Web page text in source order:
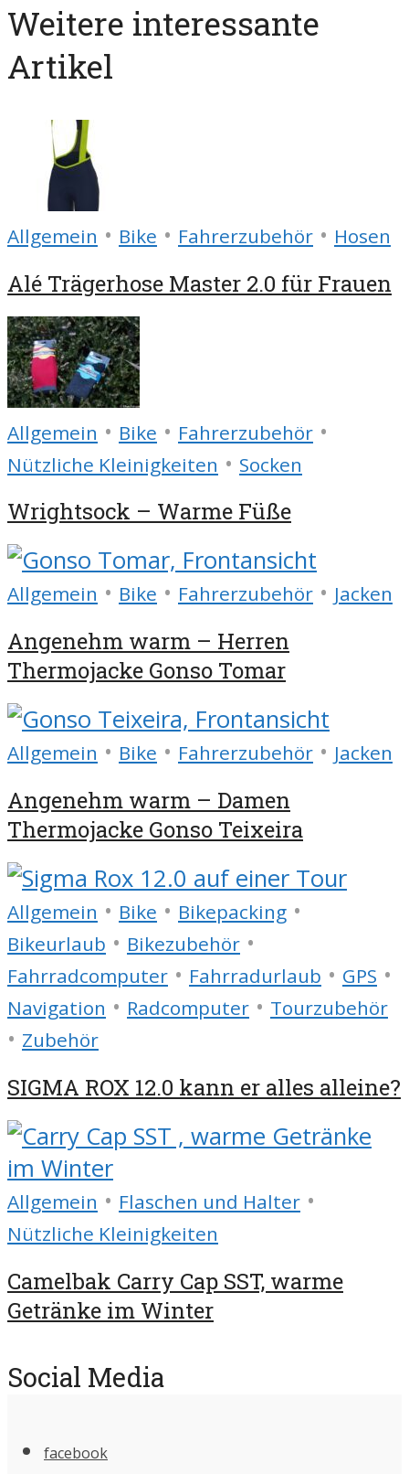
Weitere interessante
Artikel
Allgemein • Bike • Fahrerzubehör • Hosen
Alé Trägerhose Master 2.0 für Frauen
Allgemein • Bike • Fahrerzubehör •
Nützliche Kleinigkeiten • Socken
Wrightsock – Warme Füße
Allgemein • Bike • Fahrerzubehör • Jacken
Angenehm warm – Herren
Thermojacke Gonso Tomar
Allgemein • Bike • Fahrerzubehör • Jacken
Angenehm warm – Damen
Thermojacke Gonso Teixeira
Allgemein • Bike • Bikepacking •
Bikeurlaub • Bikezubehör •
Fahrradcomputer • Fahrradurlaub • GPS •
Navigation • Radcomputer • Tourzubehör
• Zubehör
SIGMA ROX 12.0 kann er alles alleine?
Allgemein • Flaschen und Halter •
Nützliche Kleinigkeiten
Camelbak Carry Cap SST, warme
Getränke im Winter
Social Media
facebook